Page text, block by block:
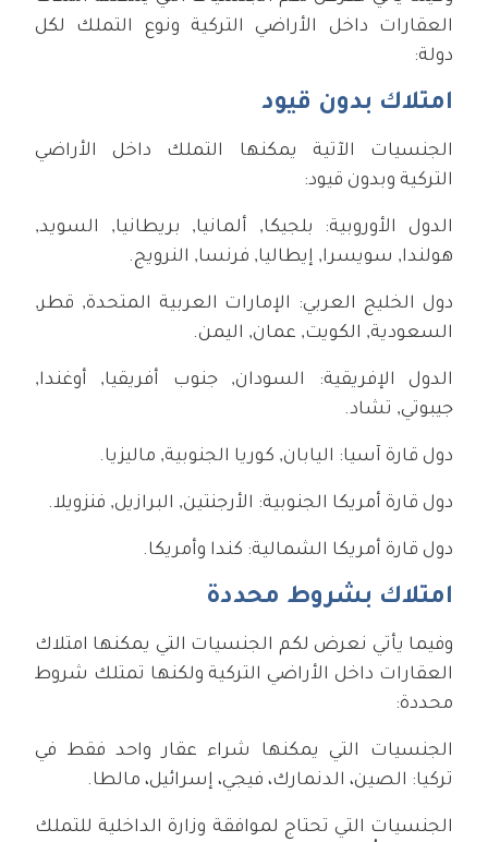
العقارات داخل الأراضي التركية ونوع التملك لكل
دولة:
امتلاك بدون قيود
الجنسيات الآتية يمكنها التملك داخل الأراضي
التركية وبدون قيود:
الدول الأوروبية: بلجيكا, ألمانيا, بريطانيا, السويد,
هولندا, سويسرا, إيطاليا, فرنسا, النرويج.
دول الخليج العربي: الإمارات العربية المتحدة, قطر,
السعودية, الكويت, عمان, اليمن.
الدول الإفريقية: السودان, جنوب أفريقيا, أوغندا,
جيبوتي, تشاد.
دول قارة آسيا: اليابان, كوريا الجنوبية, ماليزيا.
دول قارة أمريكا الجنوبية: الأرجنتين, البرازيل, فنزويلا.
دول قارة أمريكا الشمالية: كندا وأمريكا.
امتلاك بشروط محددة
وفيما يأتي نعرض لكم الجنسيات التي يمكنها امتلاك
العقارات داخل الأراضي التركية ولكنها تمتلك شروط
محددة:
الجنسيات التي يمكنها شراء عقار واحد فقط في
تركيا: الصين، الدنمارك، فيجي، إسرائيل، مالطا.
الجنسيات التي تحتاج لموافقة وزارة الداخلية للتملك